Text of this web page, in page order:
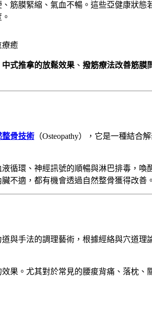
筋膜緊縮、氣血不暢。這些亞健康狀態
中式推拿的放鬆效果、 撥筋療法改善筋膜
整骨技術 （Osteopathy），它是一種結合
循環、神經訊號的順暢與淋巴排毒，喚
不適，都有機會透過自然整骨獲得改善。
與手法的調理藝術，根據經絡與穴道理
果。尤其對於常見的腰痠背痛、落枕、